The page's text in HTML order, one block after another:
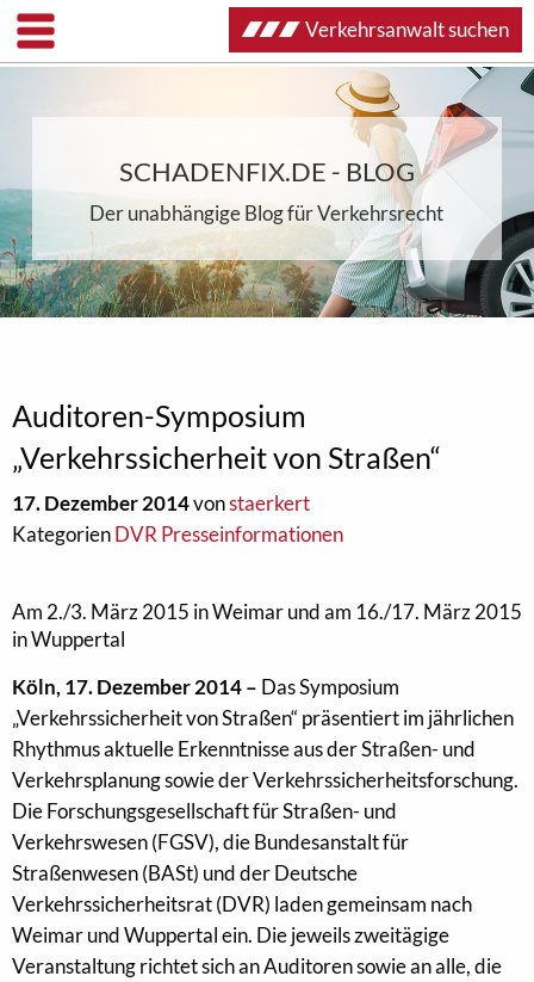
SCHADENFIX.DE - BLOG
Der unabhängige Blog für Verkehrsrecht
Auditoren-Symposium
„Verkehrssicherheit von Straßen“
17. Dezember 2014vonstaerkert
KategorienDVR Presseinformationen
Am 2./3. März 2015 in Weimar und am 16./17. März 2015
in Wuppertal
Köln, 17. Dezember 2014 – Das Symposium
„Verkehrssicherheit von Straßen“ präsentiert im jährlichen
Rhythmus aktuelle Erkenntnisse aus der Straßen- und
Verkehrsplanung sowie der Verkehrssicherheitsforschung.
Die Forschungsgesellschaft für Straßen- und
Verkehrswesen (FGSV), die Bundesanstalt für
Straßenwesen (BASt) und der Deutsche
Verkehrssicherheitsrat (DVR) laden gemeinsam nach
Weimar und Wuppertal ein. Die jeweils zweitägige
Veranstaltung richtet sich an Auditoren sowie an alle, die
Verkehrsanwalt suchen